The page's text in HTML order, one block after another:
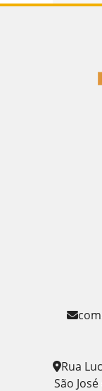
Rua
São